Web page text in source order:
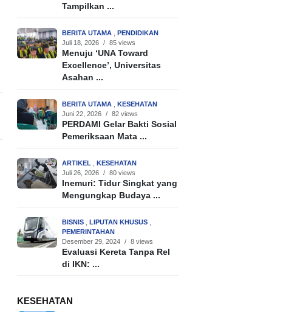
Tampilkan ...
BERITA UTAMA , PENDIDIKAN
Juli 18, 2026
/ 85 views
Menuju ‘UNA Toward
Excellence’, Universitas
Asahan ...
BERITA UTAMA , KESEHATAN
Juni 22, 2026
/ 82 views
PERDAMI Gelar Bakti Sosial
Pemeriksaan Mata ...
ARTIKEL , KESEHATAN
Juli 26, 2026
/ 80 views
Inemuri: Tidur Singkat yang
Mengungkap Budaya ...
BISNIS , LIPUTAN KHUSUS ,
PEMERINTAHAN
Desember 29, 2024
/ 8 views
Evaluasi Kereta Tanpa Rel
di IKN: ...
KESEHATAN